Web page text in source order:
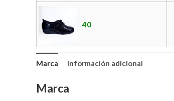
40
Marca Información adicional
Marca